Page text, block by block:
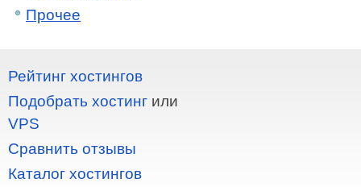
Прочее
Рейтинг хостингов
Подобрать хостинг или
VPS
Сравнить отзывы
Каталог хостингов